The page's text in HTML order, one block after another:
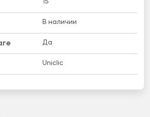
15
В наличии
Да
Uniclic